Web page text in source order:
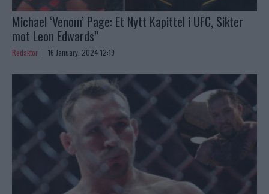
Michael ‘Venom’ Page: Et Nytt Kapittel i UFC, Sikter
mot Leon Edwards”
Redaktor 16 January, 2024 12:19